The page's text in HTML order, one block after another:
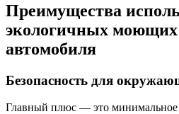
Преимущества
экологичных моющих
автомобиля
Безопасность для
Главный плюс — это минимальное